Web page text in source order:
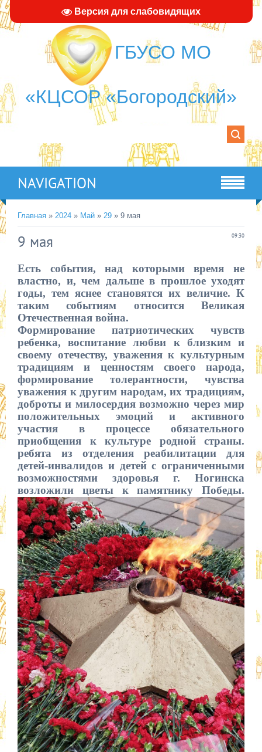
Версия для слабовидящих
ГБУСО МО
«КЦСОР «Богородский»
NAVIGATION
Главная » 2024 » Май » 29 » 9 мая
09:30
9 мая
Есть события, над которыми время не
властно, и, чем дальше в прошлое уходят
годы, тем яснее становятся их величие. К
таким событиям относится Великая
Отечественная война.
Формирование патриотических чувств
ребенка, воспитание любви к близким и
своему отечеству, уважения к культурным
традициям и ценностям своего народа,
формирование толерантности, чувства
уважения к другим народам, их традициям,
доброты и милосердия возможно через мир
положительных эмоций и активного
участия в процессе обязательного
приобщения к культуре родной страны.
ребята из отделения реабилитации для
детей-инвалидов и детей с ограниченными
возможностями здоровья г. Ногинска
возложили цветы к памятнику Победы.